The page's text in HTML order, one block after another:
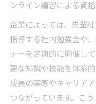
ンライン講習による資
企業によっては、先輩
指導する社内勉強会や
ナーを定期的に開催し
要な知識や技能を体系
成長の実感やキャリア
つながっています。こ